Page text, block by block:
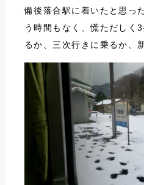
備後落合駅に着いたと思っ
う時間もなく、慌ただしく
るか、三次行きに乗るか、